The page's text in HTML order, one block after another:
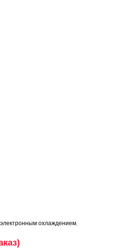
охлаждением.